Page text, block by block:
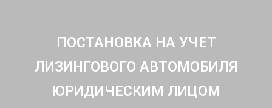
ПОСТАНОВКА НА УЧЕТ
ЛИЗИНГОВОГО АВТОМОБИЛЯ
ЮРИДИЧЕСКИМ ЛИЦОМ